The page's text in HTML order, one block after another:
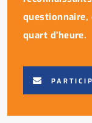
questionnaire,
quart d’heure.